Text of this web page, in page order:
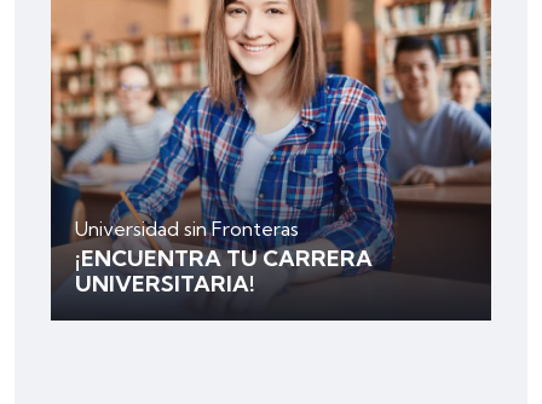
Universidad sin Fronteras
¡ENCUENTRA TU CARRERA
UNIVERSITARIA!